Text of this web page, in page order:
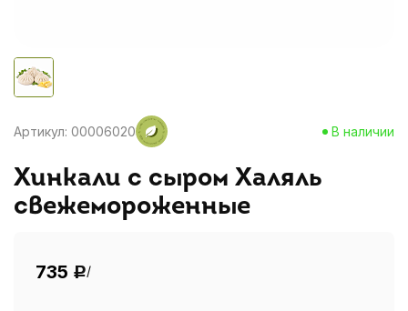
Артикул: 00006020 В наличии
Хинкали с сыром Халяль
свежемороженные
735 Р/